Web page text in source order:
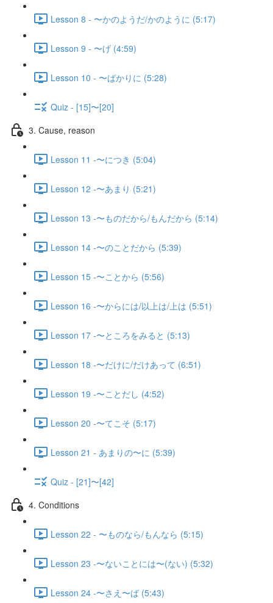
Lesson 8 - 〜かのようだ/かのように (5:17)
Lesson 9 - 〜げ (4:59)
Lesson 10 - 〜ばかりに (5:28)
Quiz - [15]〜[20]
3. Cause, reason
Lesson 11 -〜につき (5:04)
Lesson 12 -〜あまり (5:21)
Lesson 13 -〜ものだから/もんだから (5:14)
Lesson 14 -〜のことだから (5:39)
Lesson 15 -〜ことから (5:56)
Lesson 16 -〜からには/以上は/上は (5:51)
Lesson 17 -〜ところをみると (5:13)
Lesson 18 -〜だけに/だけあって (6:51)
Lesson 19 -〜ことだし (4:52)
Lesson 20 -〜てこそ (5:17)
Lesson 21 - あまりの〜に (5:39)
Quiz - [21]〜[42]
4. Conditions
Lesson 22 - 〜ものなら/もんなら (5:15)
Lesson 23 -〜ないことには〜(ない) (5:32)
Lesson 24 -〜さえ〜ば (5:43)